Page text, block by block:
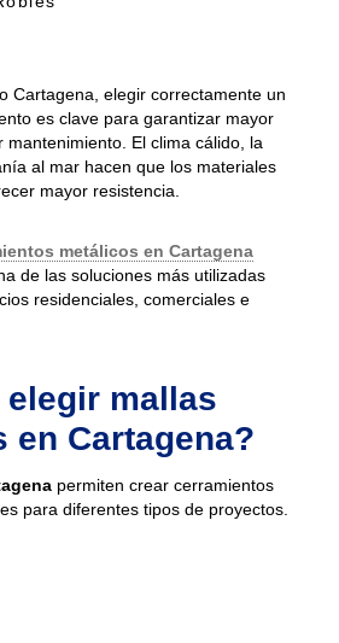
Cartagena, elegir correctamente un
es clave para garantizar mayor
mantenimiento. El clima cálido, la
al mar hacen que los materiales
mayor resistencia.
metálicos en Cartagena
de las soluciones más utilizadas
residenciales, comerciales e
elegir mallas
en Cartagena?
permiten crear cerramientos
para diferentes tipos de proyectos.